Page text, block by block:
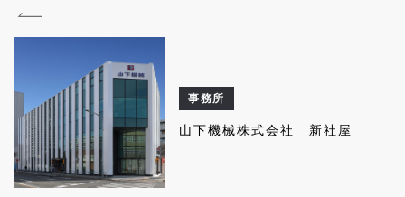
事務所
山下機械株式会社 新社屋